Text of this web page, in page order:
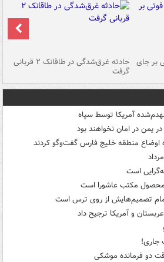
با تیر برق ۲ فوتی بر جای حادثه غرق‌شدگی در طاقانک ۲ قربانی
گرفت
آمریکا توسط سپاه
یمن در امان نخواهند بود
اوضاع منطقه خلیج فارس گفت‌وگو کردند
است
محصول مکتب عاشورا است
تمام تصمیم‌هایش از روی ترس است
و آمریکا ترجیح داد
جاری!
دو فرمانده‌ موشکی